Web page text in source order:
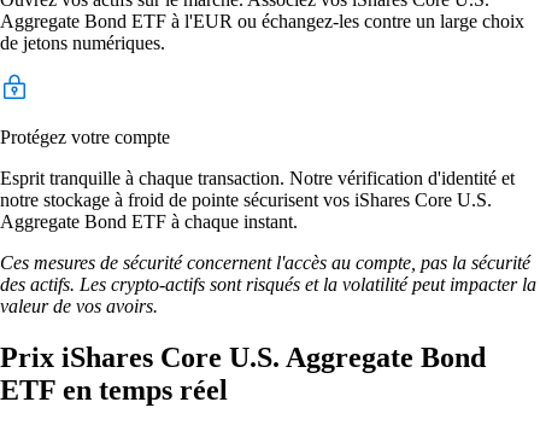
Aggregate Bond ETF à l'EUR ou échangez-les contre un large choix
de jetons numériques.
Protégez votre compte
Esprit tranquille à chaque transaction. Notre vérification d'identité et
notre stockage à froid de pointe sécurisent vos iShares Core U.S.
Aggregate Bond ETF à chaque instant.
Ces mesures de sécurité concernent l'accès au compte, pas la sécurité
des actifs. Les crypto-actifs sont risqués et la volatilité peut impacter la
valeur de vos avoirs.
Prix iShares Core U.S. Aggregate Bond
ETF en temps réel